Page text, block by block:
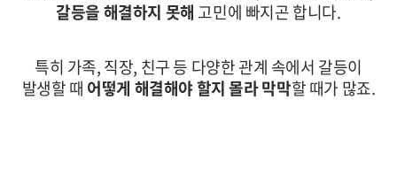
갈등을 해결하지 못해 고민에 빠지곤 합니다.
특히 가족, 직장, 친구 등 다양한 관계 속에서 갈등이
발생할 때 어떻게 해결해야 할지 몰라 막막할 때가 많죠.